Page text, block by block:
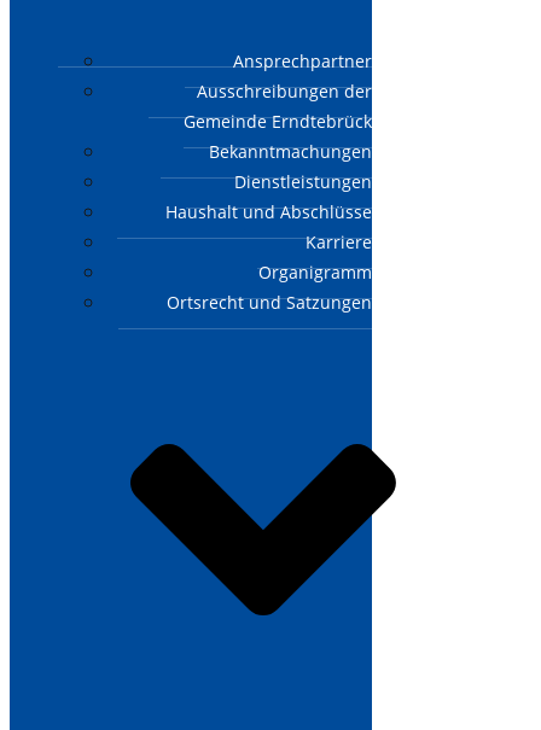
Ansprechpartner
Ausschreibungen der
Gemeinde Erndtebrück
Bekanntmachungen
Dienstleistungen
Haushalt und Abschlüsse
Karriere
Organigramm
Ortsrecht und Satzungen